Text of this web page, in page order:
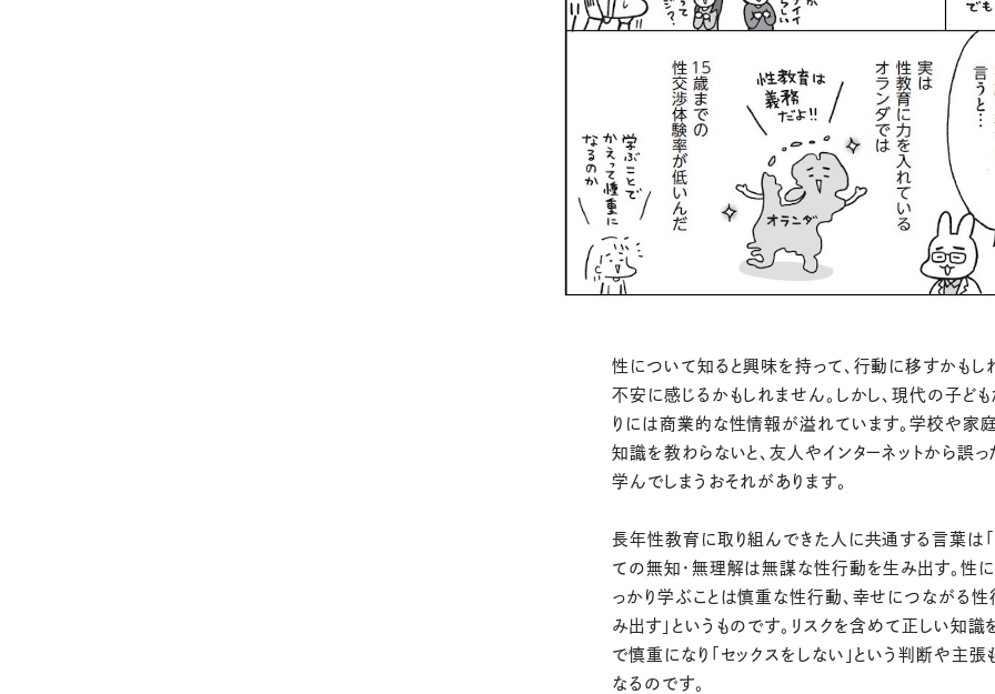
性について知ると興味を持って、行動に移すかもし
不安に感じるかもしれません。しかし、現代の子ど
りには商業的な性情報が溢れています。学校や家
知識を教わらないと、友人やインターネットから誤
学んでしまうおそれがあります。
長年性教育に取り組んできた人に共通する言葉は
ての無知・無理解は無謀な性行動を生み出す。性
っかり学ぶことは慎重な性行動、幸せにつながる
み出す」というものです。リスクを含めて正しい知識
で慎重になり「セックスをしない」という判断や主張
なるのです。